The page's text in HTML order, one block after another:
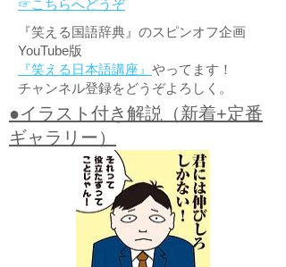
☞こちらへどうぞ
『笑える国語辞典』のスピンオフ企画
YouTube版
『笑える日本語講座』 やってます！
チャンネル登録をどうぞよろしく。
●イラスト付き解説（新着+定番
ギャラリー）